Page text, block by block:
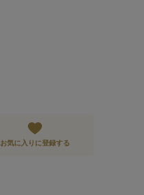
お気に入りに登録する